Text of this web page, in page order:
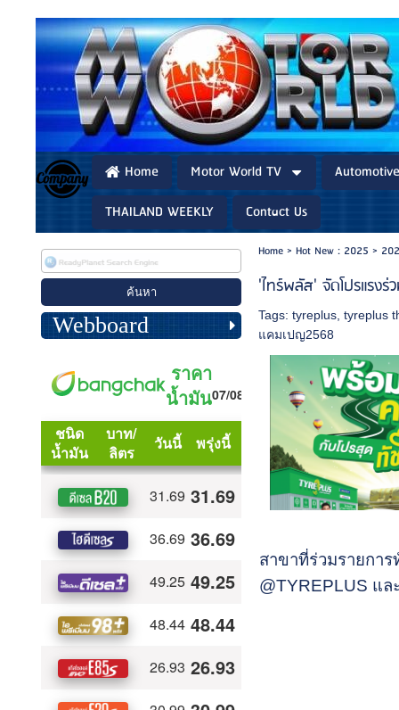
Home Motor World TV
THAILAND WEEKLY
Contact Us
Webboard
Home> Hot New : 2025 >
'ไทร์พลัส' จัดโปรแรง
Tags:tyreplus ,tyreplus
แคมเปญ2568
สาขาที่ร่วมรายกา
@TYREPLUS แล